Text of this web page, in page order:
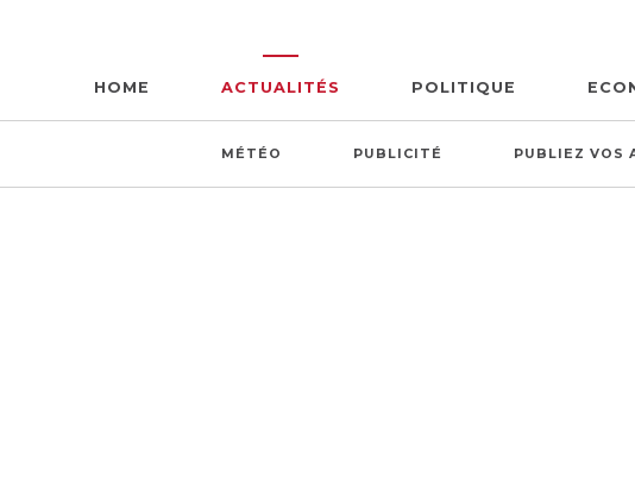
HOME ACTUALITÉS POLITIQUE
MÉTÉO PUBLICITÉ PUBLIEZ VOS